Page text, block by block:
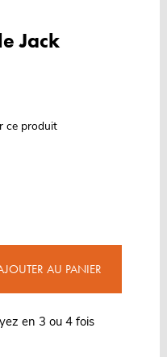
Jack
ce produit
AU PANIER
en 3 ou 4 fois